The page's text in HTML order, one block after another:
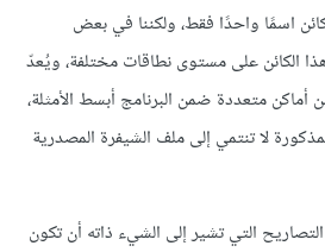
اسمًا واحدًا فقط، ولكننا في بعض
الكائن على مستوى نطاقات مختلفة، ويُعدّ
أماكن متعددة ضمن البرنامج أبسط الأمثلة،
لا تنتمي إلى ملف الشيفرة المصدرية
التي تشير إلى الشيء ذاته أن تكون